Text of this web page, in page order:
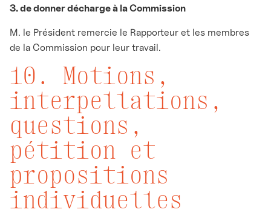
3. de donner décharge à la Commission
M. le Président remercie le Rapporteur et les membres
de la Commission pour leur travail.
10. Motions,
interpellations,
questions,
pétition et
propositions
individuelles